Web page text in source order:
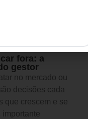
fora: a
gestor
no mercado ou
decisões cada
que crescem e se
importante